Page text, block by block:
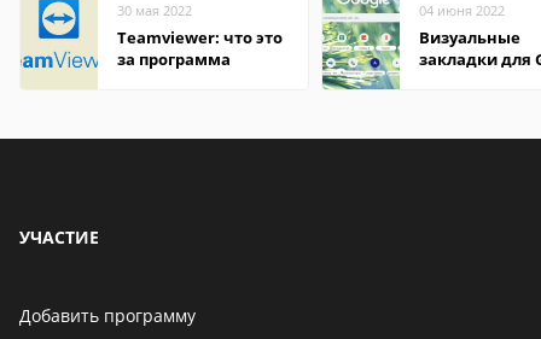
30 мая 2022
Teamviewer: что это
за программа
04 июня 2022
Визуальные
закладки для
УЧАСТИЕ
Добавить программу